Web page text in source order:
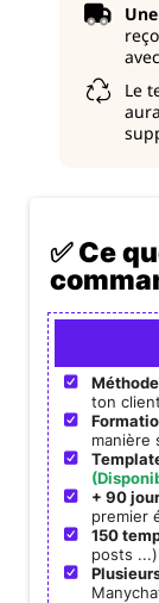
Le
✅ Ce
ton
manière
+ 90
premier
150
posts ...)